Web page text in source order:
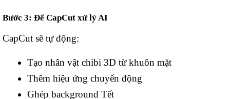
Bước 3: Để CapCut xử lý AI
CapCut sẽ tự động:
Tạo nhân vật chibi 3D từ khuôn mặt
Thêm hiệu ứng chuyển động
Ghép background Tết